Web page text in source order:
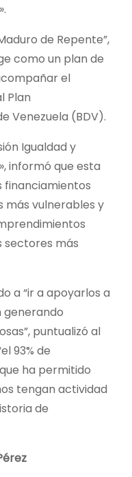
de Repente”,
como un plan de
el
Plan
Venezuela (BDV).
Igualdad y
informó que esta
financiamientos
más vulnerables y
sectores más
a “ir a apoyarlos a
generando
puntualizó al
93% de
ha permitido
tengan actividad
de